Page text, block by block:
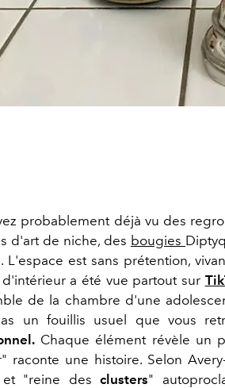
probablement déjà vu des
d'art de niche, des bougies
L'espace est sans prétention,
a été vue partout sur
de la chambre d'une
un fouillis usuel que vous
Chaque élément révèle un
raconte une histoire. Selon
et "reine desclusters"